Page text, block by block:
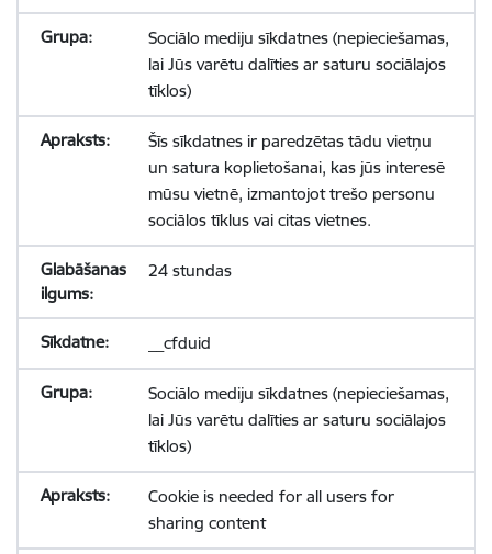
Sociālo mediju sīkdatnes (nepieciešamas,
lai Jūs varētu dalīties ar saturu sociālajos
tīklos)
Šīs sīkdatnes ir paredzētas tādu vietņu
un satura koplietošanai, kas jūs interesē
mūsu vietnē, izmantojot trešo personu
sociālos tīklus vai citas vietnes.
24 stundas
__cfduid
Sociālo mediju sīkdatnes (nepieciešamas,
lai Jūs varētu dalīties ar saturu sociālajos
tīklos)
Cookie is needed for all users for
sharing content